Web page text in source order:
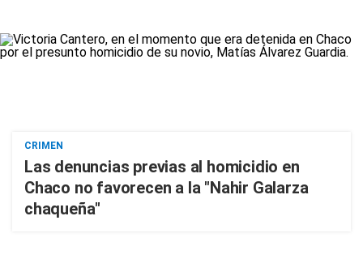
CRIMEN
Las denuncias previas al homicidio en
Chaco no favorecen a la "Nahir Galarza
chaqueña"